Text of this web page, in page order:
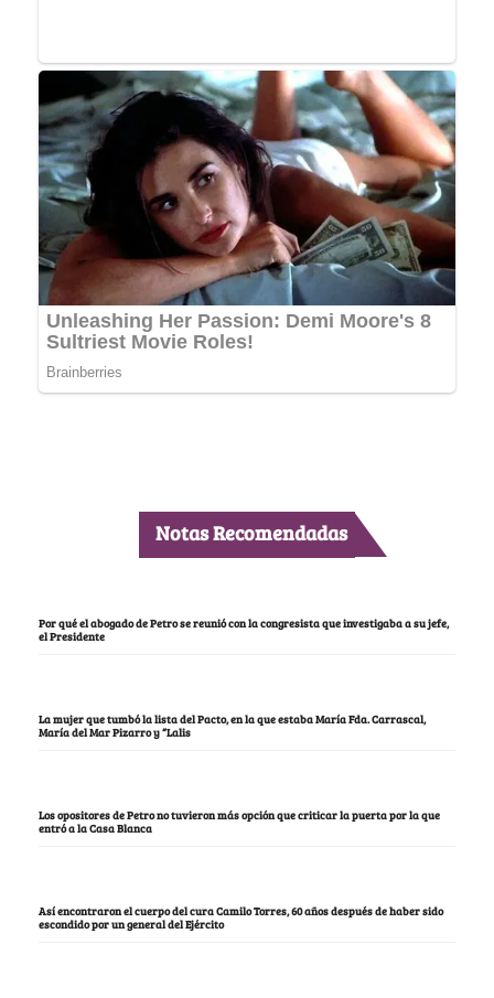
Notas Recomendadas
Por qué el abogado de Petro se reunió con la congresista que investigaba a su jefe,
el Presidente
La mujer que tumbó la lista del Pacto, en la que estaba María Fda. Carrascal,
María del Mar Pizarro y “Lalis
Los opositores de Petro no tuvieron más opción que criticar la puerta por la que
entró a la Casa Blanca
Así encontraron el cuerpo del cura Camilo Torres, 60 años después de haber sido
escondido por un general del Ejército